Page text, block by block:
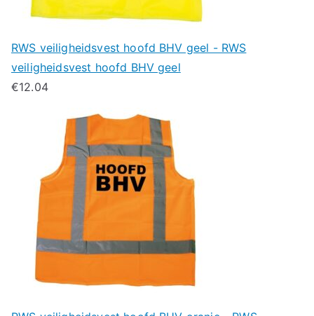
RWS veiligheidsvest hoofd BHV geel - RWS
veiligheidsvest hoofd BHV geel
€12.04